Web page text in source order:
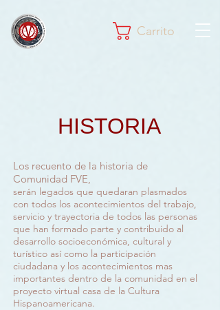
Carrito
HISTORIA
Los recuento de la historia de
Comunidad FVE,
serán legados que quedaran plasmados
con todos los acontecimientos del trabajo,
servicio y trayectoria de todos las personas
que han formado parte y contribuido al
desarrollo socioeconómica, cultural y
turístico así como la participación
ciudadana y los acontecimientos mas
importantes dentro de la comunidad en el
proyecto virtual casa de la Cultura
Hispanoamericana.